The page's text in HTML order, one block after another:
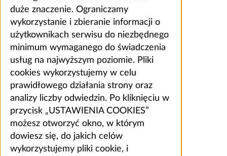
duże znaczenie. Ograniczamy
wykorzystanie i zbieranie informacji o
użytkownikach serwisu do niezbędnego
minimum wymaganego do świadczenia
usług na najwyższym poziomie. Pliki
cookies wykorzystujemy w celu
prawidłowego działania strony oraz
analizy liczby odwiedzin. Po kliknięciu w
przycisk „USTAWIENIA COOKIES”
możesz otworzyć okno, w którym
dowiesz się, do jakich celów
wykorzystujemy pliki cookie, i